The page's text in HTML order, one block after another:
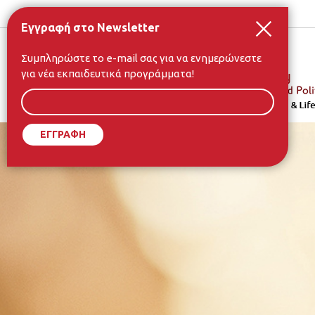
Εγγραφή στο Newsletter
To
e-
mail
σας
Συμπληρώστε το e-mail σας για να ενημερώνεστε
για νέα εκπαιδευτικά προγράμματα!